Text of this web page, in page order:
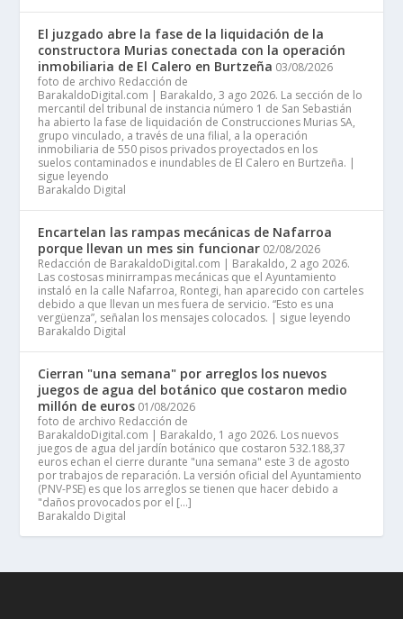
El juzgado abre la fase de la liquidación de la
constructora Murias conectada con la operación
inmobiliaria de El Calero en Burtzeña 03/08/2026
foto de archivo Redacción de
BarakaldoDigital.com | Barakaldo, 3 ago 2026. La sección de lo
mercantil del tribunal de instancia número 1 de San Sebastián
ha abierto la fase de liquidación de Construcciones Murias SA,
grupo vinculado, a través de una filial, a la operación
inmobiliaria de 550 pisos privados proyectados en los
suelos contaminados e inundables de El Calero en Burtzeña. |
sigue leyendo
Barakaldo Digital
Encartelan las rampas mecánicas de Nafarroa
porque llevan un mes sin funcionar 02/08/2026
Redacción de BarakaldoDigital.com | Barakaldo, 2 ago 2026.
Las costosas minirrampas mecánicas que el Ayuntamiento
instaló en la calle Nafarroa, Rontegi, han aparecido con carteles
debido a que llevan un mes fuera de servicio. “Esto es una
vergüenza”, señalan los mensajes colocados. | sigue leyendo
Barakaldo Digital
Cierran "una semana" por arreglos los nuevos
juegos de agua del botánico que costaron medio
millón de euros 01/08/2026
foto de archivo Redacción de
BarakaldoDigital.com | Barakaldo, 1 ago 2026. Los nuevos
juegos de agua del jardín botánico que costaron 532.188,37
euros echan el cierre durante "una semana" este 3 de agosto
por trabajos de reparación. La versión oficial del Ayuntamiento
(PNV-PSE) es que los arreglos se tienen que hacer debido a
"daños provocados por el […]
Barakaldo Digital